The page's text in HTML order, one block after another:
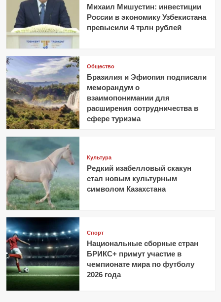
Михаил Мишустин: инвестиции
России в экономику Узбекистана
превысили 4 трлн рублей
Общество
Бразилия и Эфиопия подписали
меморандум о
взаимопонимании для
расширения сотрудничества в
сфере туризма
Культура
Редкий изабелловый скакун
стал новым культурным
символом Казахстана
Спорт
Национальные сборные стран
БРИКС+ примут участие в
чемпионате мира по футболу
2026 года